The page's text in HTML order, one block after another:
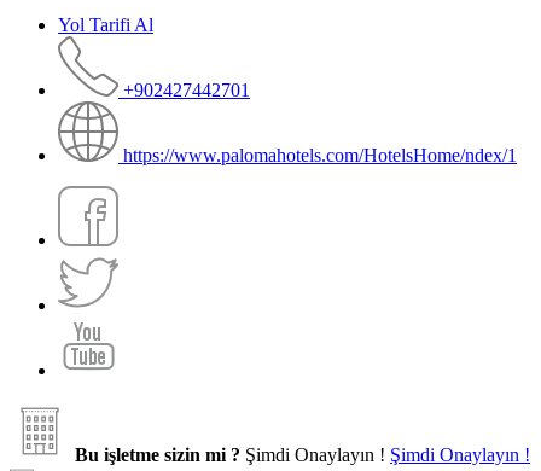
Yol Tarifi Al
+902427442701
https://www.palomahotels.com/HotelsHome/ndex/1
Bu işletme sizin mi ? Şimdi Onaylayın ! Şimdi Onaylayın !